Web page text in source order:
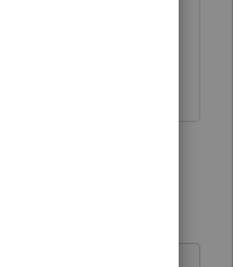
de la
trop globale